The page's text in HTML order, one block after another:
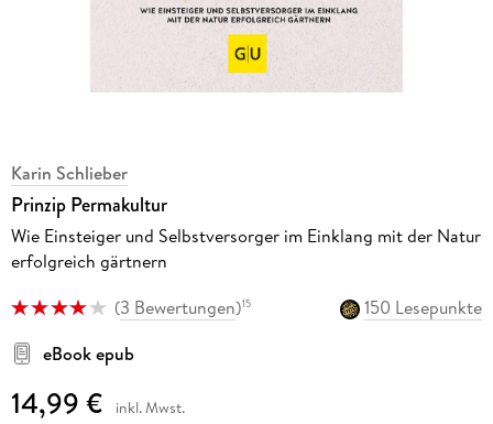
Karin Schlieber
Prinzip Permakultur
Wie Einsteiger und Selbstversorger im Einklang mit der Natur
erfolgreich gärtnern
(3 Bewertungen)15
150 Lesepunkte
eBook epub
14,99 € inkl. Mwst.